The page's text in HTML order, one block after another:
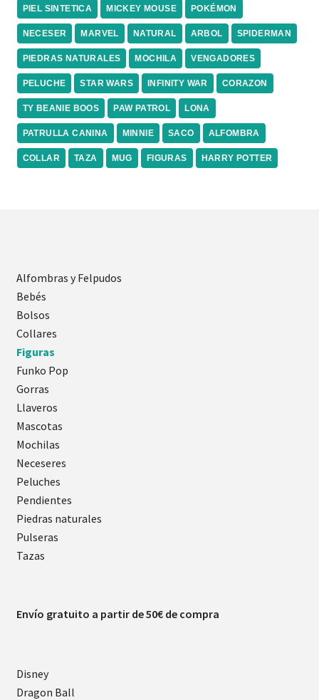
PIEL SINTETICA MICKEY MOUSE POKÉMON
NECESER MARVEL NATURAL ARBOL SPIDERMAN
PIEDRAS NATURALES MOCHILA VENGADORES
PELUCHE STAR WARS INFINITY WAR CORAZON
TY BEANIE BOOS PAW PATROL LONA
PATRULLA CANINA MINNIE SACO ALFOMBRA
COLLAR TAZA MUG FIGURAS HARRY POTTER
Alfombras y Felpudos
Bebés
Bolsos
Collares
Figuras
Funko Pop
Gorras
Llaveros
Mascotas
Mochilas
Neceseres
Peluches
Pendientes
Piedras naturales
Pulseras
Tazas
Envío gratuito a partir de 50€ de compra
Disney
Dragon Ball